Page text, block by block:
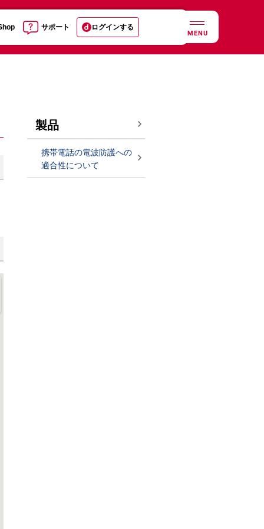
サポート ログインする
MENU
製品
携帯電話の電波防護への
適合性について